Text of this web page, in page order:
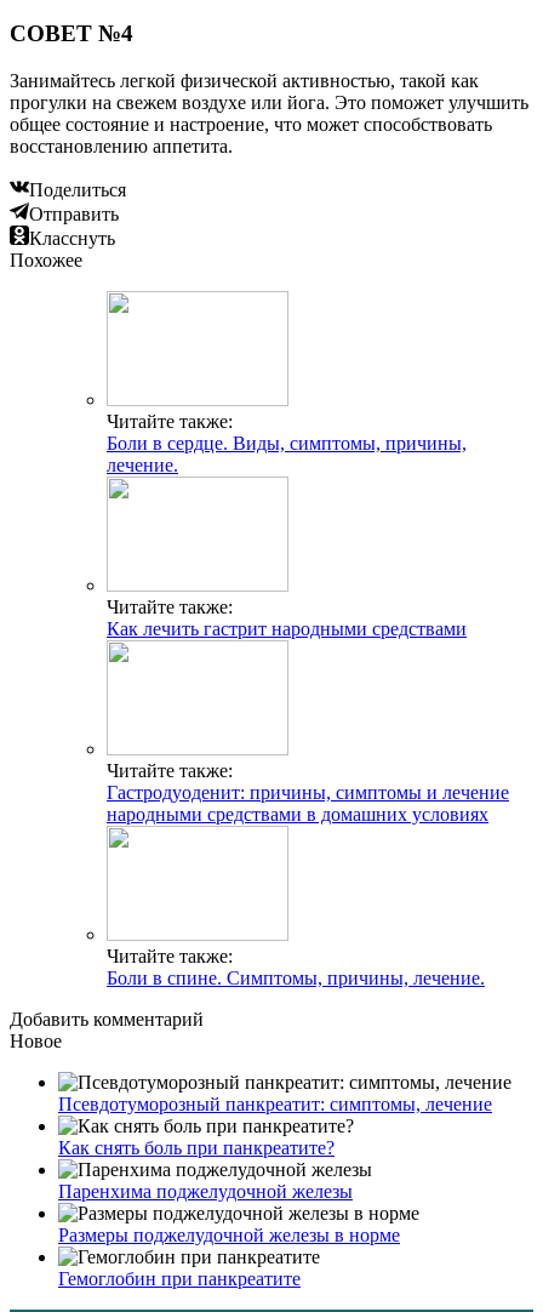
СОВЕТ №4
Занимайтесь легкой физической активностью, такой как
прогулки на свежем воздухе или йога. Это поможет улучшить
общее состояние и настроение, что может способствовать
восстановлению аппетита.
Поделиться
Отправить
Класснуть
Похожее
Читайте также:
Боли в сердце. Виды, симптомы, причины,
лечение.
Читайте также:
Как лечить гастрит народными средствами
Читайте также:
Гастродуоденит: причины, симптомы и лечение
народными средствами в домашних условиях
Читайте также:
Боли в спине. Симптомы, причины, лечение.
Добавить комментарий
Новое
Псевдотуморозный панкреатит: симптомы, лечение
Как снять боль при панкреатите?
Паренхима поджелудочной железы
Размеры поджелудочной железы в норме
Гемоглобин при панкреатите